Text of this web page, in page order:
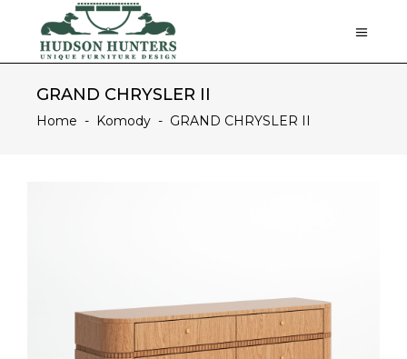
GRAND CHRYSLER II
Home - Komody - GRAND CHRYSLER II